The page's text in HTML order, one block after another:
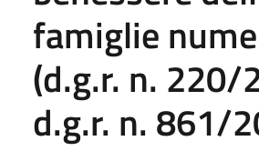
famiglie
(d.g.r. n. 220/
d.g.r. n. 861/